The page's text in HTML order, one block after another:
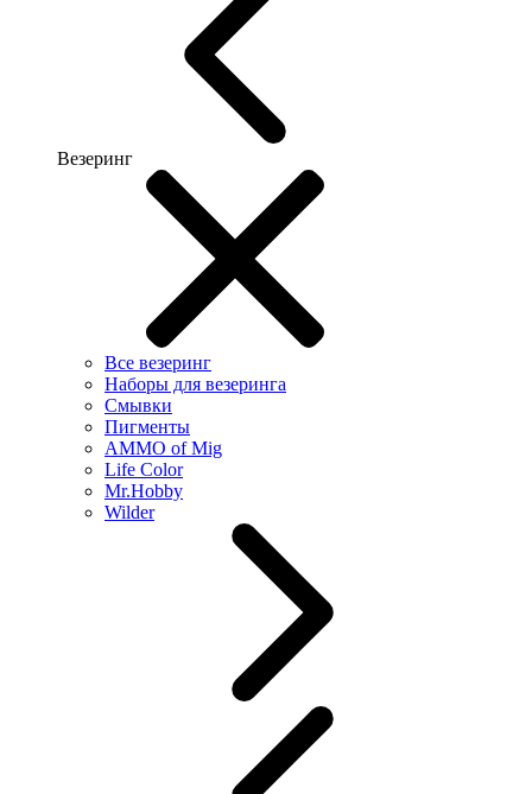
Везеринг
Все везеринг
Наборы для везеринга
Смывки
Пигменты
AMMO of Mig
Life Color
Mr.Hobby
Wilder